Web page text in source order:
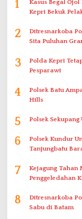
1
Kasus Begal
Kepri Bekuk
2
Ditresnarkoba
Sita Puluhan
3
Polda Kepri
Pesparawi
4
Polsek Batu
Hills
5 Polsek
6
Polsek Kundur
Tanjungbatu
7
Kejagung Tahan
Penggeledahan
8
Ditresnarkoba
Sabu di Batam